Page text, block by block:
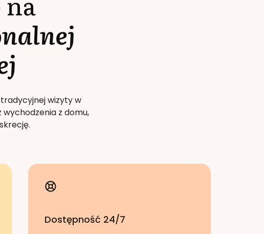
wizyty w
z domu,
Dostępność 24/7